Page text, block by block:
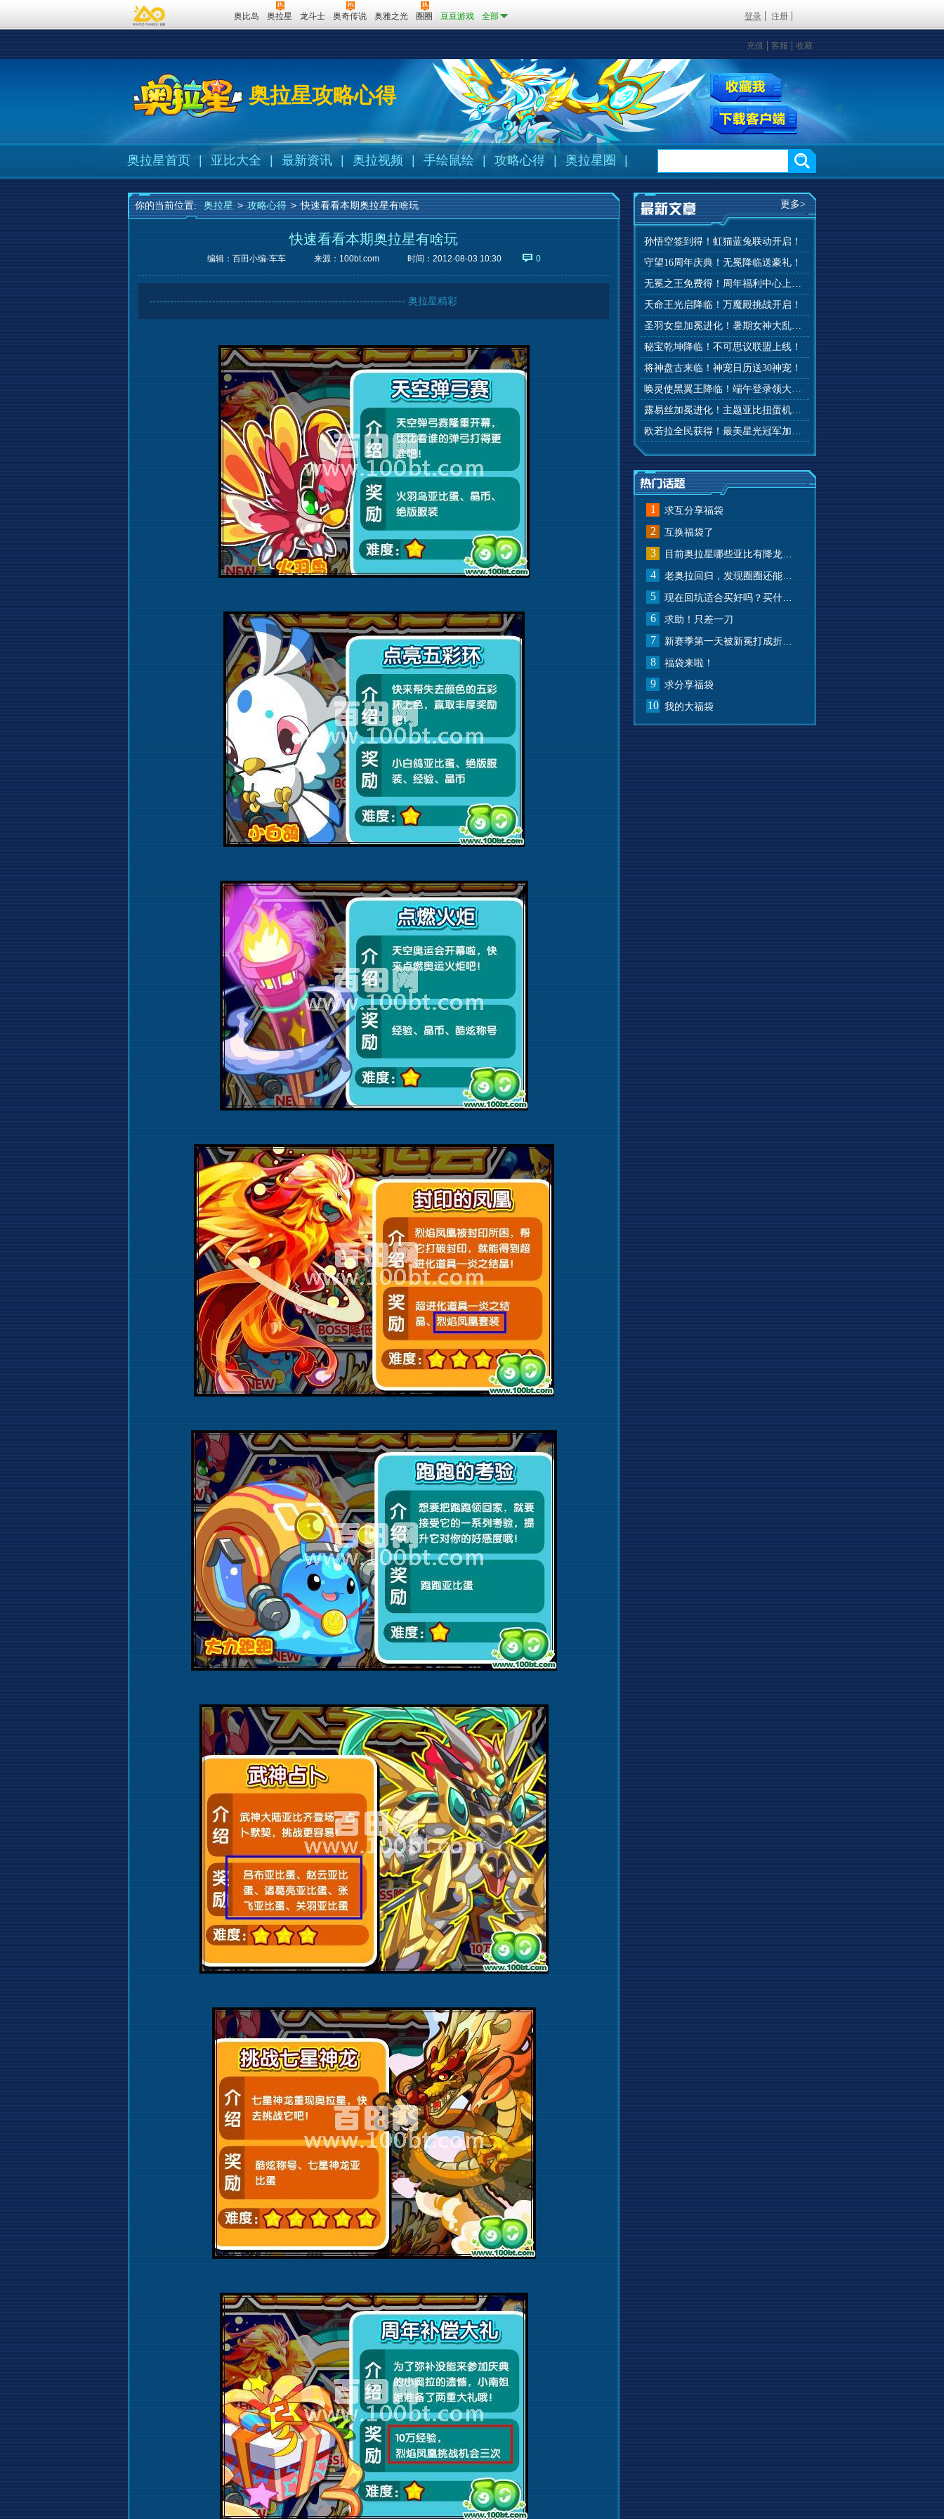
奥比岛 奥拉星 龙斗士 奥奇传说 奥雅之光 圈圈 豆豆游戏 全部 登录 注册
充值 客服 收藏
奥拉星攻略心得
奥拉星首页 亚比大全 最新资讯 奥拉视频 手绘鼠绘 攻略心得 | 奥拉星圈
你的当前位置: 奥拉星 > 攻略心得 > 快速看看本期奥拉星有啥玩
快速看看本期奥拉星有啥玩
编辑：百田小编-车车 来源： 100bt.com 时间：2012-08-03 10:30 0
------------------------------------------------------------------------- 奥拉星精彩
更多>
孙悟空签到得！虹猫蓝兔联动开启！
守望16周年庆典！无冕降临送豪礼！
无冕之王免费得！周年福利中心上线！
天命王光启降临！万魔殿挑战开启！
圣羽女皇加冕进化！暑期女神大乱斗开赛！
秘宝乾坤降临！不可思议联盟上线！
将神盘古来临！神宠日历送30神宠！
唤灵使黑翼王降临！端午登录领大礼！
露易丝加冕进化！主题亚比扭蛋机来啦！
欧若拉全民获得！最美星光冠军加冕！
1 求互分享福袋
2 互换福袋了
3
4
5
6 求助！只差一刀
7
8 福袋来啦！
9 求分享福袋
10 我的大福袋